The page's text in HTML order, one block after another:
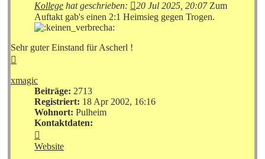
Kollege hat geschrieben: 20 Jul 2025, 20:07Zum
Auftakt gab's einen 2:1 Heimsieg gegen Trogen.
Sehr guter Einstand für Ascherl !
xmagic
Beiträge: 2713
Registriert: 18 Apr 2002, 16:16
Wohnort: Pulheim
Kontaktdaten:
von
xmagic
Website